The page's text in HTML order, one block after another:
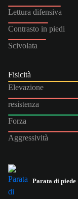
Lettura difensiva
Contrasto in piedi
Scivolata
Fisicità
Elevazione
resistenza
Forza
Aggressività
Parata di piede